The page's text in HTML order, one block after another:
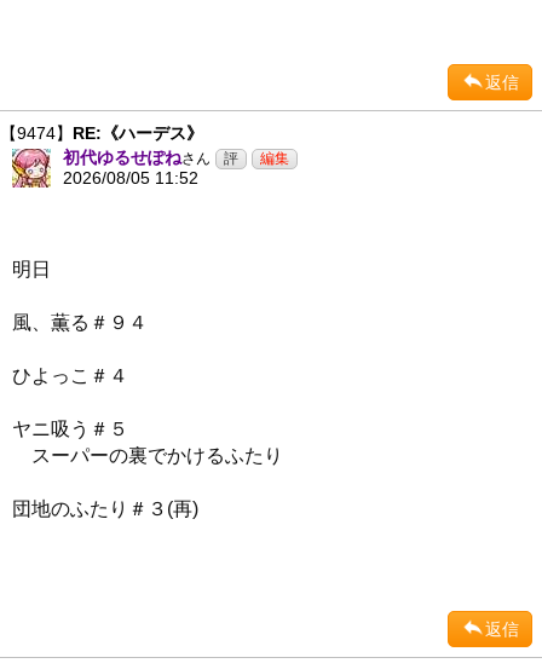
返信
【9474】 RE:《ハーデス》
初代ゆるせぽねさん
2026/08/05 11:52
明日
風、薫る＃９４
ひよっこ＃４
ヤニ吸う＃５
スーパーの裏でかけるふたり
団地のふたり＃３(再)
返信